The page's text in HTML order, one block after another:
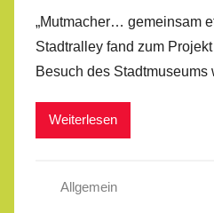
„Mutmacher… gemeinsam
Stadtralley fand zum
Besuch des Stadtmuseums
Weiterlesen
Allgemein